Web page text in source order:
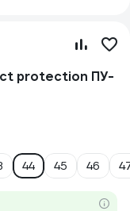
protection ПУ-
44 45 46